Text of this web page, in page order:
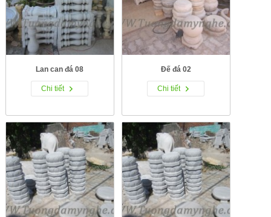
Lan can đá 08
Chi tiết
Đế đá 02
Chi tiết